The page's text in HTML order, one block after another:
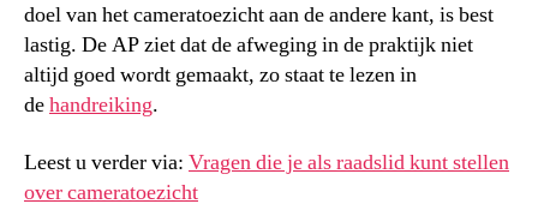
doel van het cameratoezicht aan de andere kant, is best
lastig. De AP ziet dat de afweging in de praktijk niet
altijd goed wordt gemaakt, zo staat te lezen in
dehandreiking.
Leest u verder via: Vragen die je als raadslid kunt stellen
over cameratoezicht